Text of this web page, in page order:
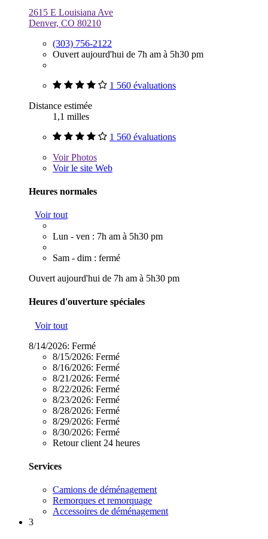
2615 E Louisiana Ave
Denver, CO 80210
(303) 756-2122
Ouvert aujourd'hui de 7h am à 5h30 pm
1 560 évaluations
Distance estimée
1,1 milles
1 560 évaluations
VoirPhotos
Voir le site Web
Heures normales
Voir tout
Lun - ven : 7h am à 5h30 pm
Sam - dim : fermé
Ouvert aujourd'hui de 7h am à 5h30 pm
Heures d'ouverture spéciales
Voir tout
8/14/2026: Fermé
8/15/2026: Fermé
8/16/2026: Fermé
8/21/2026: Fermé
8/22/2026: Fermé
8/23/2026: Fermé
8/28/2026: Fermé
8/29/2026: Fermé
8/30/2026: Fermé
Retour client 24 heures
Services
Camions de déménagement
Remorques et remorquage
Accessoires de déménagement
3